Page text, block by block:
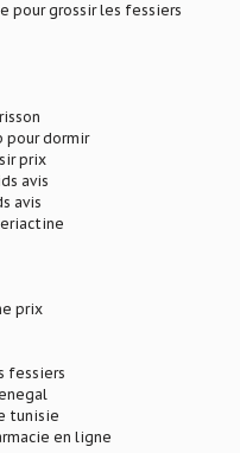
pour grossir les fessiers
pour dormir
prix
avis
avis
prix
fessiers
tunisie
en ligne